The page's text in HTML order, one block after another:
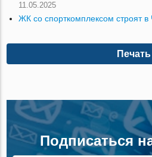
11.05.2025
ЖК со спорткомплексом строят в
Печать
Подписаться